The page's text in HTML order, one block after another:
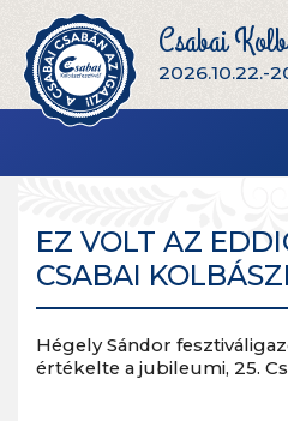
Csabai
2026.10.22.-
EZ VOLT AZ
CSABAI
Hégely Sándor
értékelte a jubileumi, 25.